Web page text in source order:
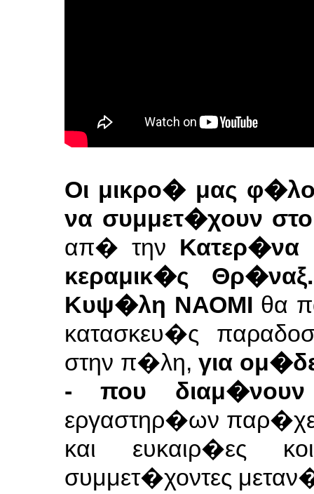
Οι μικρο� μας
να συμμετ�χουν
απ� την Κατερ�να
κεραμικ�ς
Κυψ�λη ΝΑΟΜΙ θα
κατασκευ�ς
στην π�λη,για
- που
εργαστηρ�ων
και ευκαιρ�ες
συμμετ�χοντες